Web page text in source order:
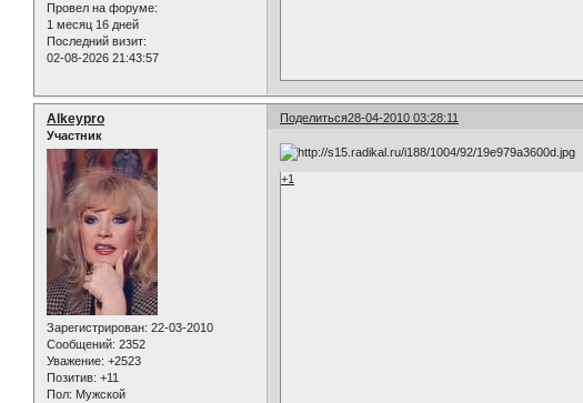
Провел на форуме:
1 месяц 16 дней
Последний визит:
02-08-2026 21:43:57
Поделиться28-04-2010 03:28:11
Alkeypro
Участник
Зарегистрирован: 22-03-2010
Сообщений: 2352
Уважение: +2523
Позитив: +11
Пол: Мужской
+1